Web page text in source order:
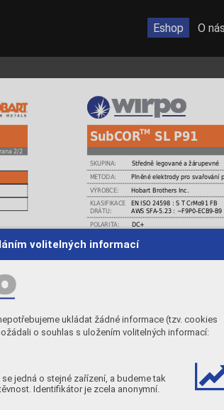
volitelných informací
ukládat žádné informace (tzv. cookies
o souhlas s uložením volitelných informací:
jedná o stejné zařízení, a budeme tak
Identifikátor je zcela anonymní.
2/2
SubCORTM SL P91
SKUPINA: Středně legované a žárupevné
METODA: Plněné elektrody pro svařování
VÝROBCE: Hobart Brothers Inc.
KLASIFIKACE
DRÁTU:
EN ISO 24598 : S T CrMo91 FB
AWS SFA-5.23 : ~F9P0-ECB9-B9
POLARITA:
DC+
Nádoby, aparatury a zařízení , parní turbíny,
Vhodný pro žárupevné oceli s provozní
Krakovací jednotky a zařízení, parní zásobníky
TYPICKÉ ZÁKLADNÍ MATERIÁLY
KLASIFIKACE KOMBINACE DRÁT/
Tavidlo
Eshop O nás